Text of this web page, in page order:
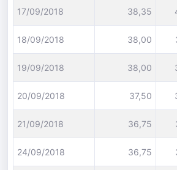
17/09/2018 38,35
18/09/2018 38,00
19/09/2018 38,00
20/09/2018 37,50
21/09/2018 36,75
24/09/2018 36,75